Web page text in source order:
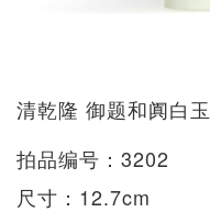
清乾隆 御题和阗白
拍品编号：3202
尺寸：12.7cm